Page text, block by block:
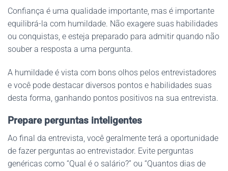
Confiança é uma qualidade importante, mas é importante
equilibrá-la com humildade. Não exagere suas habilidades
ou conquistas, e esteja preparado para admitir quando não
souber a resposta a uma pergunta.
A humildade é vista com bons olhos pelos entrevistadores
e você pode destacar diversos pontos e habilidades suas
desta forma, ganhando pontos positivos na sua entrevista.
Prepare perguntas inteligentes
Ao final da entrevista, você geralmente terá a oportunidade
de fazer perguntas ao entrevistador. Evite perguntas
genéricas como “Qual é o salário?” ou “Quantos dias de